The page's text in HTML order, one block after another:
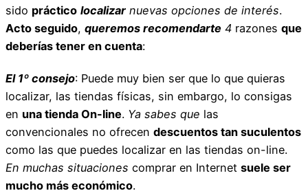
sido práctico localizar nuevas opciones de interés.
Acto seguido, queremos recomendarte 4 razones que
deberías tener en cuenta:
El 1º consejo: Puede muy bien ser que lo que quieras
localizar, las tiendas físicas, sin embargo, lo consigas
en una tienda On-line. Ya sabes que las
convencionales no ofrecen descuentos tan suculentos
como las que puedes localizar en las tiendas on-line.
En muchas situaciones comprar en Internet suele ser
mucho más económico.